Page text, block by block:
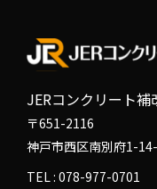
JERコンクリート
〒651-2116
神戸市西区南別府1-
TEL : 078-977-0701